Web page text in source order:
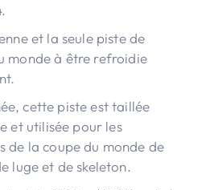
et la seule piste de
monde à être refroidie
cette piste est taillée
et utilisée pour les
de la coupe du monde de
luge et de skeleton.